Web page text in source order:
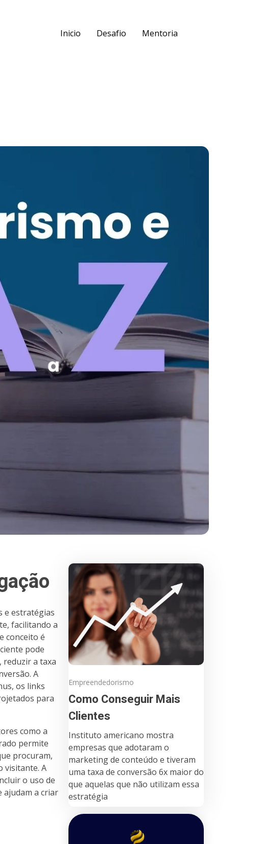
Inicio Desafio Mentoria
e estratégias
facilitando a
conceito é
pode
reduzir a taxa
A
os links
para
como a
permite
procuram,
visitante. A
o uso de
ajudam a criar
Empreendedorismo
Como Conseguir Mais
Clientes
Instituto americano mostra
empresas que adotaram o
marketing de conteúdo e tiveram
uma taxa de conversão 6x maior do
que aquelas que não utilizam essa
estratégia